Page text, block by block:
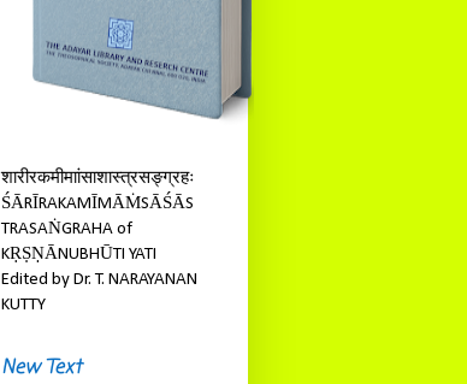
शारीरकमीमाांसाशास्त्रसङ्ग्रहः
ŚĀRĪRAKAMĪMĀṀSĀŚĀS
TRASAṄGRAHA of
KṚṢṆĀNUBHŪTI YATI
Edited by Dr. T. NARAYANAN
KUTTY
New Text